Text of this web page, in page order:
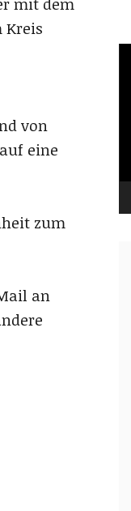
mit dem
Kreis
von
eine
zum
an